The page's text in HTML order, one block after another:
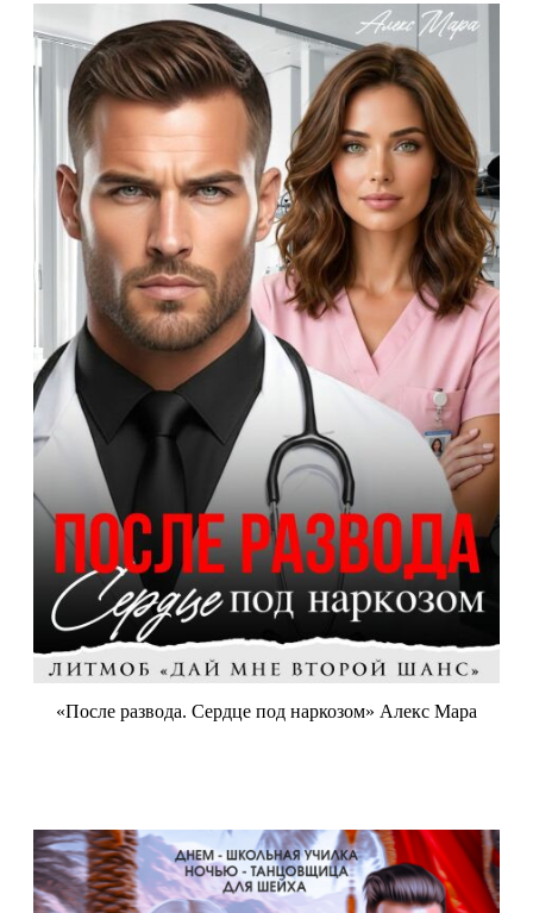
«После развода. Сердце под наркозом» Алекс Мара